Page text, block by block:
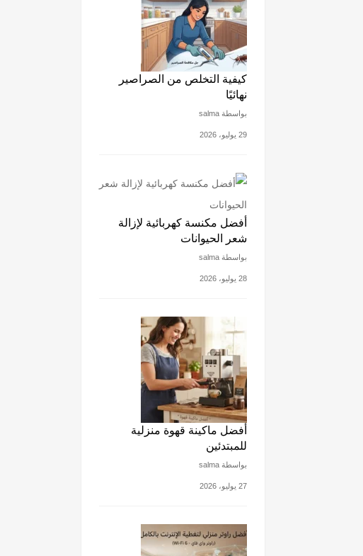
كيفية التخلص من الصراصير
نهائيًا
بواسطة salma
29 يوليو، 2026
أفضل مكنسة كهربائية لإزالة
شعر الحيوانات
بواسطة salma
28 يوليو، 2026
أفضل ماكينة قهوة منزلية
للمبتدئين
بواسطة salma
27 يوليو، 2026